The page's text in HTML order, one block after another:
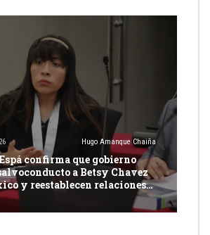
Hugo Amanque Chaiña
confirma que gobierno
a Betsy Chavez
y reestablecen relaciones